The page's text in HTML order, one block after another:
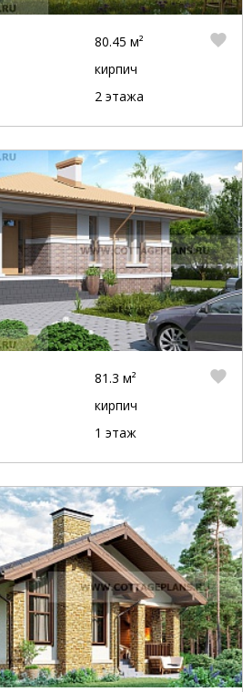
80.45 м²
кирпич
2 этажа
81.3 м²
кирпич
1 этаж